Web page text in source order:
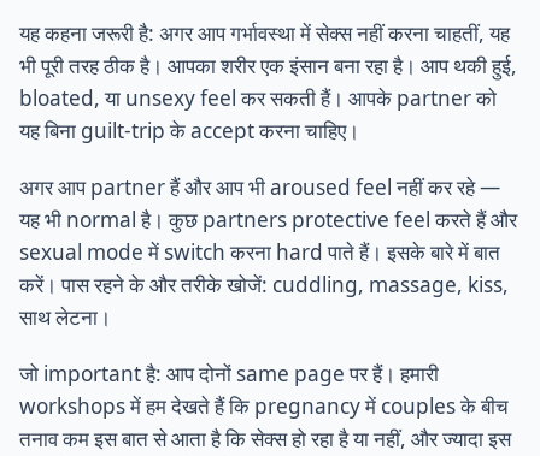
यह कहना जरूरी है: अगर आप गर्भावस्था में सेक्स नहीं करना चाहतीं, यह
भी पूरी तरह ठीक है। आपका शरीर एक इंसान बना रहा है। आप थकी हुई,
bloated, या unsexy feel कर सकती हैं। आपके partner को
यह बिना guilt-trip के accept करना चाहिए।
अगर आप partner हैं और आप भी aroused feel नहीं कर रहे —
यह भी normal है। कुछ partners protective feel करते हैं और
sexual mode में switch करना hard पाते हैं। इसके बारे में बात
करें। पास रहने के और तरीके खोजें: cuddling, massage, kiss,
साथ लेटना।
जो important है: आप दोनों same page पर हैं। हमारी
workshops में हम देखते हैं कि pregnancy में couples के बीच
तनाव कम इस बात से आता है कि सेक्स हो रहा है या नहीं, और ज्यादा इस